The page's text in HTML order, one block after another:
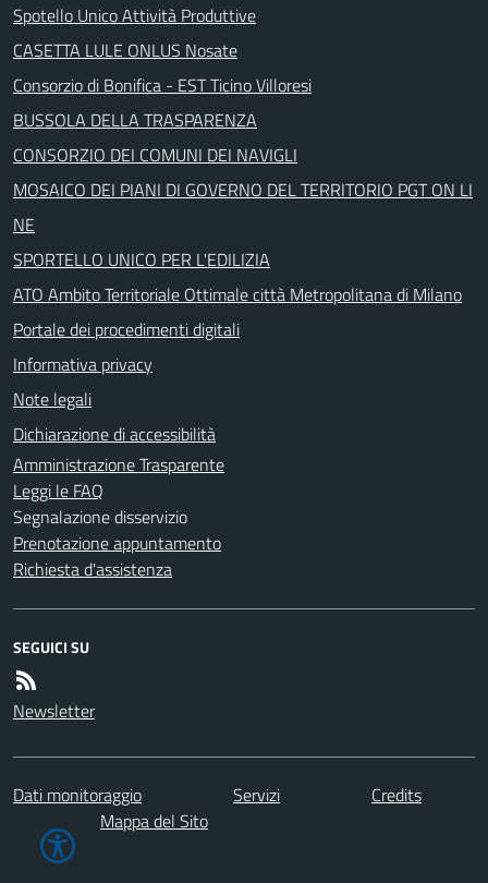
Spotello Unico Attività Produttive
CASETTA LULE ONLUS Nosate
Consorzio di Bonifica - EST Ticino Villoresi
BUSSOLA DELLA TRASPARENZA
CONSORZIO DEI COMUNI DEI NAVIGLI
MOSAICO DEI PIANI DI GOVERNO DEL TERRITORIO PGT ON LI
NE
SPORTELLO UNICO PER L'EDILIZIA
ATO Ambito Territoriale Ottimale città Metropolitana di Milano
Portale dei procedimenti digitali
Informativa privacy
Note legali
Dichiarazione di accessibilità
Amministrazione Trasparente
Leggi le FAQ
Segnalazione disservizio
Prenotazione appuntamento
Richiesta d'assistenza
SEGUICI SU
Newsletter
Dati monitoraggio Servizi
Credits
Mappa del Sito